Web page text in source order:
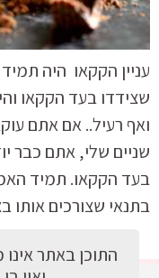
עניין הקקאו היה
שצידדו בעד הקקאו
ואף רעיל.. אם אתם
שניים שלי, אתם כבר
בעד הקקאו. תמיד
בתנאי שצורכים אותו
התוכן באתר